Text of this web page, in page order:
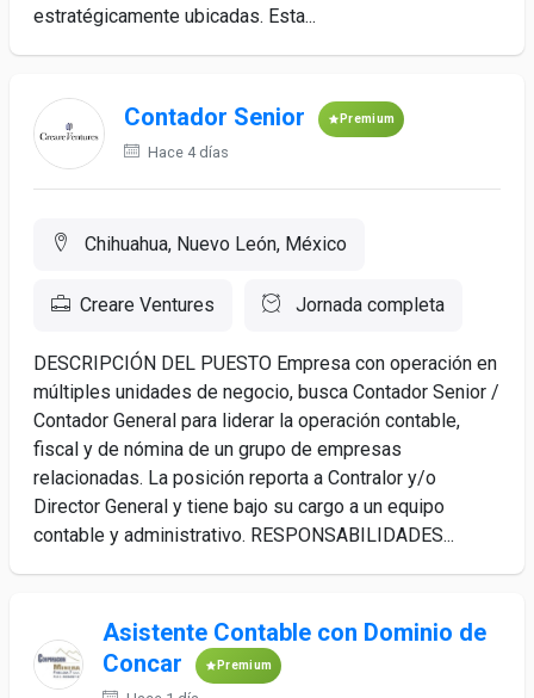
estratégicamente ubicadas. Esta...
Contador Senior Premium
Hace 4 días
Chihuahua, Nuevo León, México
Creare Ventures Jornada completa
DESCRIPCIÓN DEL PUESTO Empresa con operación en
múltiples unidades de negocio, busca Contador Senior /
Contador General para liderar la operación contable,
fiscal y de nómina de un grupo de empresas
relacionadas. La posición reporta a Contralor y/o
Director General y tiene bajo su cargo a un equipo
contable y administrativo. RESPONSABILIDADES...
Asistente Contable con Dominio de
Concar
Premium